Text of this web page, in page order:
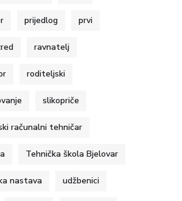
prijedlog prvi
ravnatelj
roditeljski
slikopriče
računalni tehničar
Tehnička škola Bjelovar
nastava udžbenici